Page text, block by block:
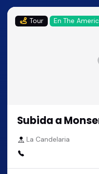
Tour En The
Subida a
La Candelaria